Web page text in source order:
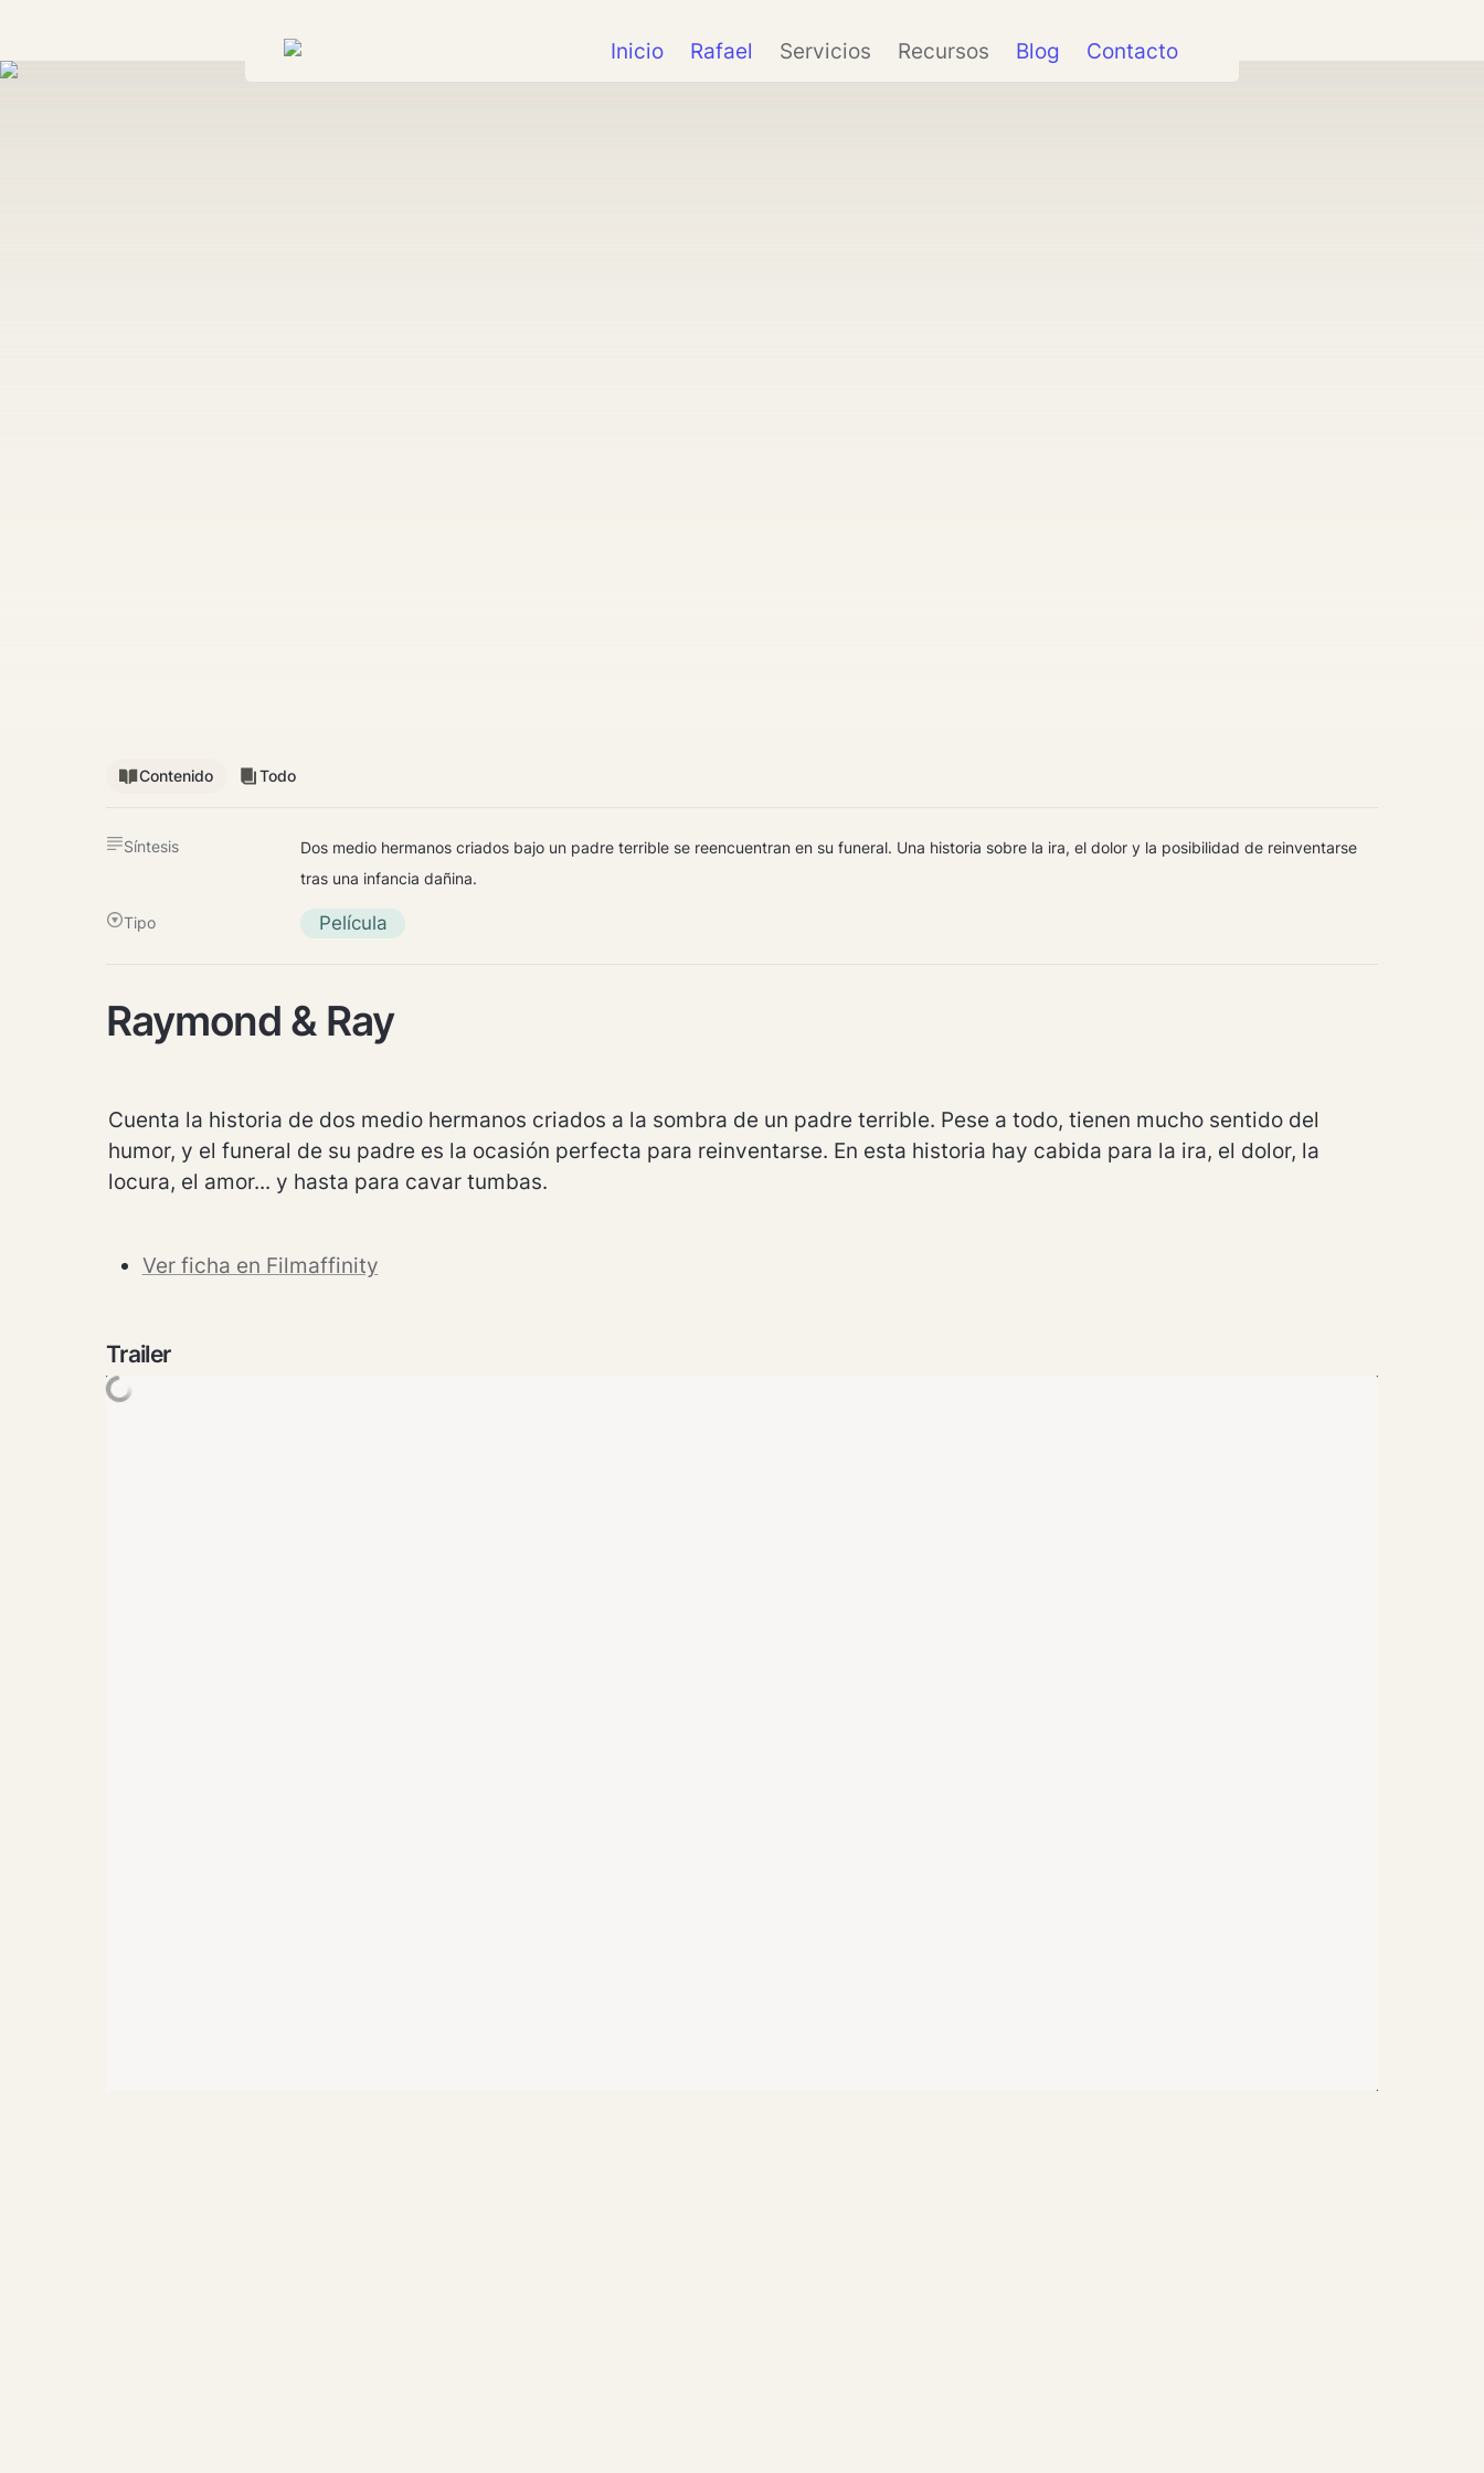
Inicio Rafael Servicios Recursos Blog Contacto
Contenido Todo
Síntesis
Dos medio hermanos criados bajo un padre terrible se reencuentran en su funeral. Una historia sobre la ira, el dolor y la posibilidad de reinventarse
tras una infancia dañina.
Tipo Película
Raymond & Ray
Cuenta la historia de dos medio hermanos criados a la sombra de un padre terrible. Pese a todo, tienen mucho sentido del
humor, y el funeral de su padre es la ocasión perfecta para reinventarse. En esta historia hay cabida para la ira, el dolor, la
locura, el amor... y hasta para cavar tumbas.
Ver ficha en Filmaffinity
Trailer